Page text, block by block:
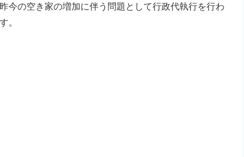
今の空き家の増加に伴う問題として行政代執行を行わ
。